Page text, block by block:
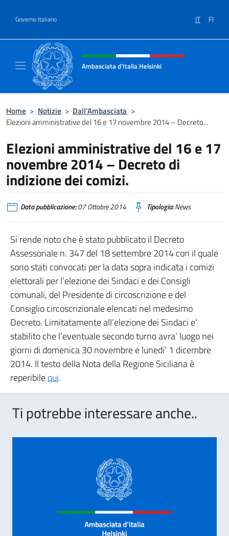
Governo Italiano IT FI
Intestazione sito, social e menù
Ambasciata d'Italia Helsinki
Home > Notizie > Dall’Ambasciata >
Elezioni amministrative del 16 e 17 novembre 2014 – Decreto...
Elezioni amministrative del 16 e 17
novembre 2014 – Decreto di
indizione dei comizi.
Data pubblicazione:07 Ottobre 2014 Tipologia:News
Si rende noto che è stato pubblicato il Decreto
Assessoriale n. 347 del 18 settembre 2014 con il quale
sono stati convocati per la data sopra indicata i comizi
elettorali per l’elezione dei Sindaci e dei Consigli
comunali, del Presidente di circoscrizione e del
Consiglio circoscrizionale elencati nel medesimo
Decreto. Limitatamente all’elezione dei Sindaci e’
stabilito che l’eventuale secondo turno avra’ luogo nei
giorni di domenica 30 novembre e lunedi’ 1 dicembre
2014. Il testo della Nota della Regione Siciliana è
reperibilequi.
Ti potrebbe interessare anche..